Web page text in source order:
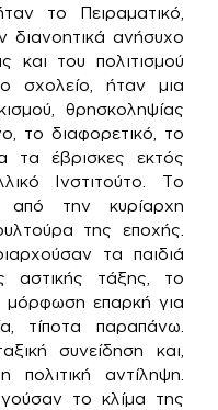
το Πειραματικό,
διανοητικά ανήσυχο
και του πολιτισμού
σχολείο, ήταν μια
θρησκοληψίας
το διαφορετικό, το
τα έβρισκες εκτός
Ινστιτούτο. Το
από την κυρίαρχη
της εποχής.
τα παιδιά
αστικής τάξης, το
μόρφωση επαρκή για
τίποτα παραπάνω.
συνείδηση και,
πολιτική αντίληψη.
το κλίμα της